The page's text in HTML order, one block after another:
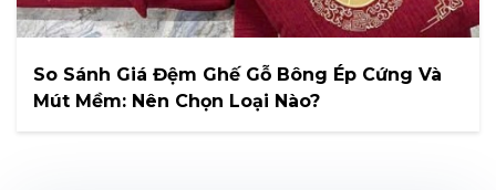
So Sánh Giá Đệm Ghế Gỗ Bông Ép Cứng Và
Mút Mềm: Nên Chọn Loại Nào?